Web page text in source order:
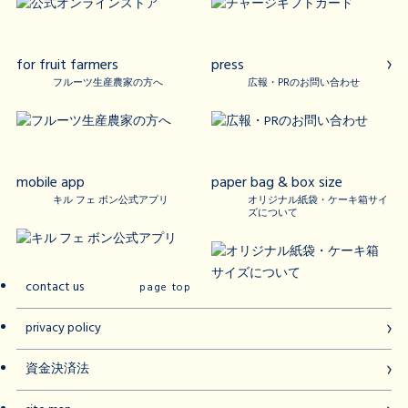
for fruit farmers
フルーツ生産農家の方へ
press
広報・PRのお問い合わせ
mobile app
キル フェ ボン公式アプリ
paper bag & box size
オリジナル紙袋・ケーキ箱サイ
ズについて
page top
contact us
privacy policy
資金決済法